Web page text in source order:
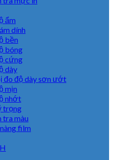
ẩm
dính
bền
bóng
cứng
dày
đo độ dày sơn ướt
mịn
nhớt
trọng
màu
film